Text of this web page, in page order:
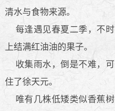
清水与食物来源。
每逢遇见春夏二季，不
上结满红油油的果子。
收集雨水，倒是不难，
住了徐天元。
唯有几株低矮类似香蕉树